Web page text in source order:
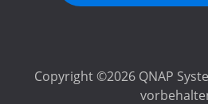
Copyright ©2026 QNAP